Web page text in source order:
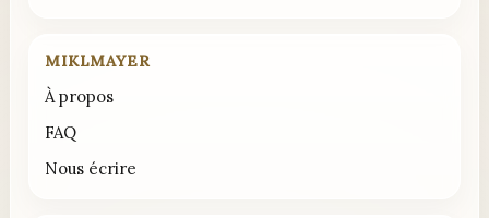
MIKLMAYER
À propos
FAQ
Nous écrire